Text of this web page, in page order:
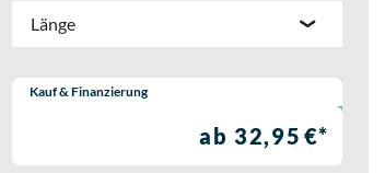
Länge
Wähle eine Preisoption:
Kauf & Finanzierung
ab 32,95 €*